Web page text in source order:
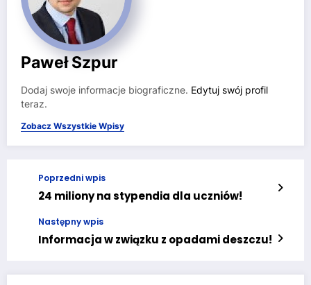
Paweł Szpur
Dodaj swoje informacje biograficzne. Edytuj swój profil
teraz.
Zobacz Wszystkie Wpisy
Poprzedni wpis
24 miliony na stypendia dla uczniów!
Następny wpis
Informacja w związku z opadami deszczu!